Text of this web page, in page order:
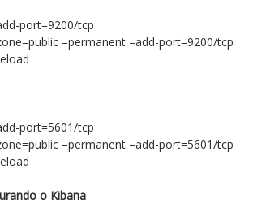
port=9200/tcp
–permanent –add-port=9200/tcp
port=5601/tcp
–permanent –add-port=5601/tcp
o Kibana